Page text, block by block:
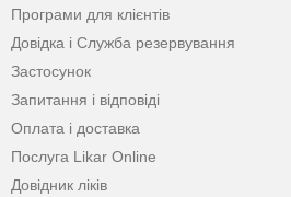
Програми для клієнтів
Довідка і Служба резервування
Застосунок
Запитання і відповіді
Оплата і доставка
Послуга Likar Online
Довідник ліків